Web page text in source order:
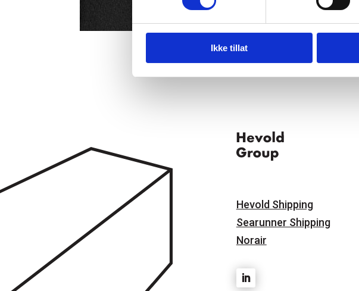
Ikke tillat
Hevold Shipping
Searunner Shipping
Norair